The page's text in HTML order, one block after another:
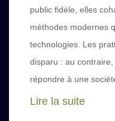
public fidèle, elles
méthodes modernes
technologies. Les
disparu : au
répondre à une
Lire la suite